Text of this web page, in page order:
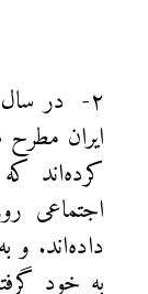
۲- در
ایران
کرده‌اند
اجتماعی
داده‌اند. و
به خود